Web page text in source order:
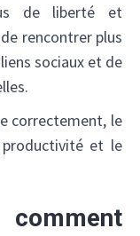
de liberté et
rencontrer plus
sociaux et de
correctement, le
et le